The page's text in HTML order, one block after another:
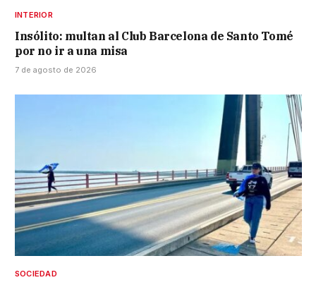
INTERIOR
Insólito: multan al Club Barcelona de Santo Tomé
por no ir a una misa
7 de agosto de 2026
SOCIEDAD